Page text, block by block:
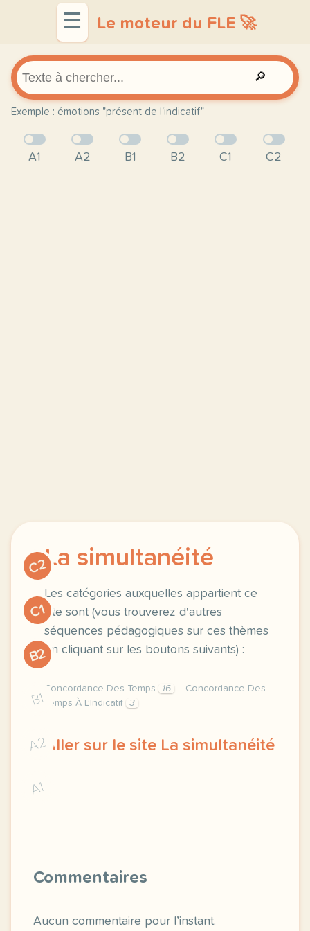
☰ Le moteur du FLE 🚀
🔎
Exemple : émotions "présent de l'indicatif"
A1 A2 B1 B2 C1 C2
C2
C1
B2
B1
A2
A1
La simultanéité
Les catégories auxquelles appartient ce
site sont (vous trouverez d'autres
séquences pédagogiques sur ces thèmes
en cliquant sur les boutons suivants) :
Concordance Des Temps 16
Concordance Des
Temps À L’Indicatif
3
Aller sur le site La simultanéité
Commentaires
Aucun commentaire pour l’instant.